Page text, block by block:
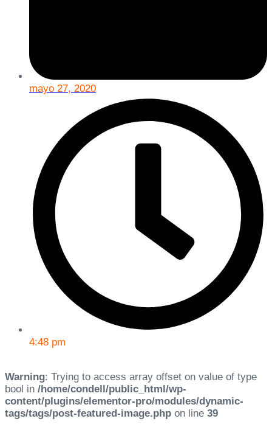
mayo 27, 2020
4:48 pm
Warning: Trying to access array offset on value of type
bool in /home/condell/public_html/wp-
content/plugins/elementor-pro/modules/dynamic-
tags/tags/post-featured-image.php on line 39